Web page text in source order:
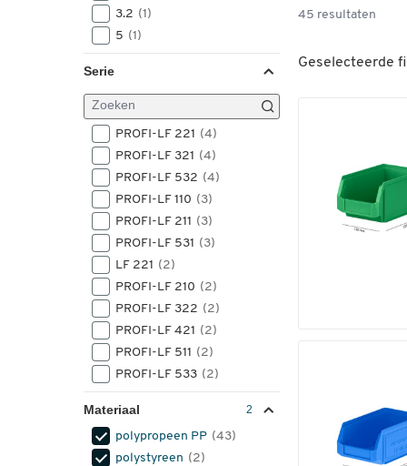
3.2 (1)
5 (1)
5.3(1)
7,5
7,6(1)
74(1)
Serie
PROFI-LF 221 (4)
PROFI-LF 321 (4)
PROFI-LF 532 (4)
PROFI-LF 110 (3)
PROFI-LF 211 (3)
PROFI-LF 531 (3)
LF 221 (2)
PROFI-LF 210 (2)
PROFI-LF 322 (2)
PROFI-LF 421 (2)
PROFI-LF 511 (2)
PROFI-LF 533 (2)
PROFI-LF 543(2)
1015
1520(1)
1525 (1)
Materiaal
polypropeen PP (43)
polystyreen (2)
45 resultaten
Geselecteerde